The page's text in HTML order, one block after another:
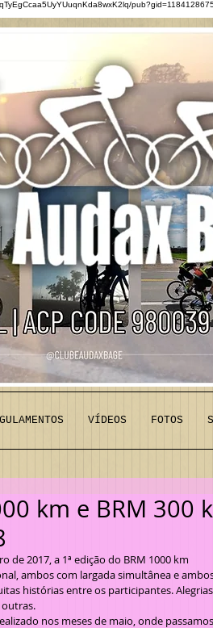
VÍDEOS FOTOS
km e BRM 300
ambos com largada simultânea e
histórias entre os participantes.